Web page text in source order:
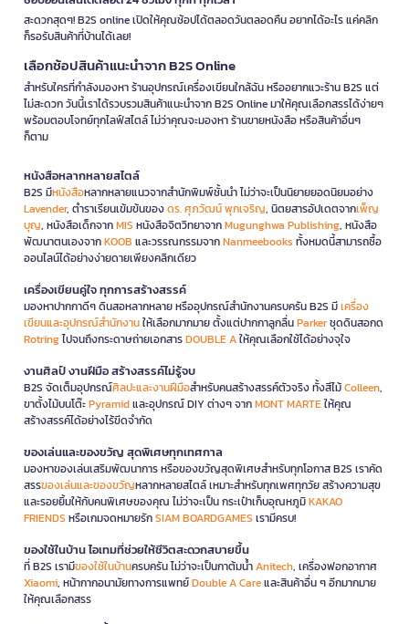
สะดวกสุดๆ! B2S online เปิดให้คุณช้อปได้ตลอดวันตลอดคืน อยากได้อะไร แค่คลิก
ก็รอรับสินค้าที่บ้านได้เลย!
เลือกช้อปสินค้าแนะนำจาก B2S Online
สำหรับใครที่กำลังมองหา ร้านอุปกรณ์เครื่องเขียนใกล้ฉัน หรืออยากแวะร้าน B2S แต่
ไม่สะดวก วันนี้เราได้รวบรวมสินค้าแนะนำจาก B2S Online มาให้คุณเลือกสรรได้ง่ายๆ
พร้อมตอบโจทย์ทุกไลฟ์สไตล์ ไม่ว่าคุณจะมองหา ร้านขายหนังสือ หรือสินค้าอื่นๆ
ก็ตาม
หนังสือหลากหลายสไตล์
B2S มีหนังสือหลากหลายแนวจากสำนักพิมพ์ชั้นนำ ไม่ว่าจะเป็นนิยายยอดนิยมอย่าง
Lavender, ตำราเรียนเข้มข้นของดร. ศุภวัฒน์ พุกเจริญ, นิตยสารอัปเดตจากเพ็ญ
บุญ, หนังสือเด็กจากMIS หนังสือจิตวิทยาจากMugunghwa Publishing, หนังสือ
พัฒนาตนเองจากKOOB และวรรณกรรมจากNanmeebooks ทั้งหมดนี้สามารถซื้อ
ออนไลน์ได้อย่างง่ายดายเพียงคลิกเดียว
เครื่องเขียนคู่ใจ ทุกการสร้างสรรค์
มองหาปากกาดีๆ ดินสอหลากหลาย หรืออุปกรณ์สำนักงานครบครัน B2S มีเครื่อง
เขียนและอุปกรณ์สำนักงานให้เลือกมากมาย ตั้งแต่ปากกาลูกลื่นParkerชุดดินสอกด
Rotringไปจนถึงกระดาษถ่ายเอกสารDOUBLE Aให้คุณเลือกใช้ได้อย่างจุใจ
งานศิลป์ งานฝีมือ สร้างสรรค์ไม่รู้จบ
B2S จัดเต็มอุปกรณ์ศิลปะและงานฝีมือสำหรับคนสร้างสรรค์ตัวจริง ทั้งสีไม้Colleen,
ขาตั้งไม้บนโต๊ะPyramidและอุปกรณ์ DIY ต่างๆ จากMONT MARTEให้คุณ
สร้างสรรค์ได้อย่างไร้ขีดจำกัด
ของเล่นและของขวัญ สุดพิเศษทุกเทศกาล
มองหาของเล่นเสริมพัฒนาการ หรือของขวัญสุดพิเศษสำหรับทุกโอกาส B2S เราคัด
สรรของเล่นและของขวัญหลากหลายสไตล์ เหมาะสำหรับทุกเพศทุกวัย สร้างความสุข
และรอยยิ้มให้กับคนพิเศษของคุณ ไม่ว่าจะเป็น กระเป๋าเก็บอุณหภูมิKAKAO
FRIENDS หรือเกมจดหมายรักSIAM BOARDGAMES เรามีครบ!
ของใช้ในบ้าน ไอเทมที่ช่วยให้ชีวิตสะดวกสบายขึ้น
ที่ B2S เรามีของใช้ในบ้านครบครัน ไม่ว่าจะเป็นกาต้มน้ำAnitech, เครื่องฟอกอากาศ
Xiaomi, หน้ากากอนามัยทางการแพทย์Double A Careและสินค้าอื่น ๆ อีกมากมาย
ให้คุณเลือกสรร